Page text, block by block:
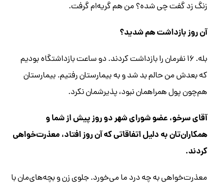
زنگ زد گفت چی شده؟ من هم گریه‌ام گرفت.
آن روز بازداشت هم شدید؟
بله. ۱۶ نفرمان را بازداشت کردند. دو ساعت بازداشتگاه بودیم
که بعدش من حالم بد شد و به بیمارستان رفتیم. بیمارستان
هم‌چون پول همراهمان نبود، پذیرشمان نکرد.
آقای سرخو، عضو شورای شهر دو روز پیش از شما و
همکاران‌تان به دلیل اتفاقاتی که آن روز افتاد، معذرت‌خواهی
کردند.
معذرت‌خواهی به چه درد ما می‌خورد. جلوی زن و بچه‌های‌مان با